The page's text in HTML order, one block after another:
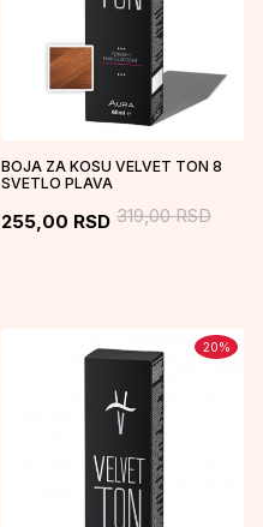
BOJA ZA KOSU VELVET TON 8
SVETLO PLAVA
255,00 RSD 319,00RSD
20%